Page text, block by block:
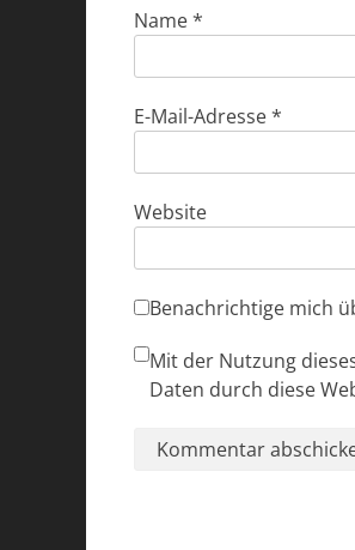
Name*
E-Mail-Adresse*
Website
Benachrichtige mich
Mit der Nutzung
Daten durch diese